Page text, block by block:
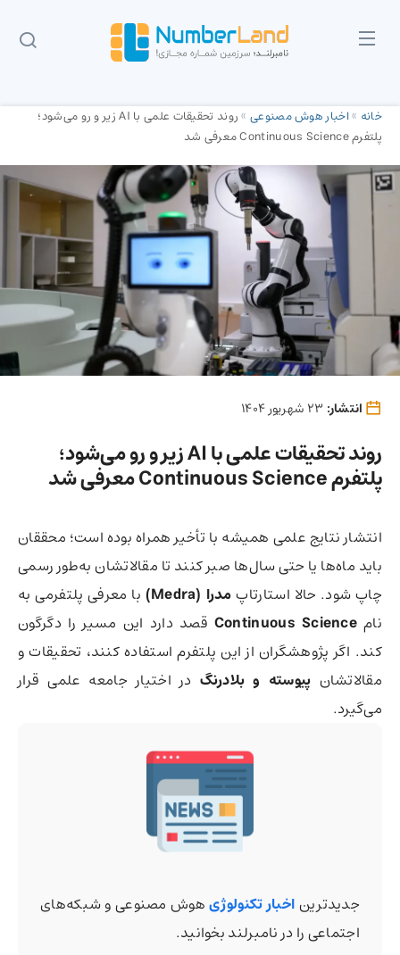
خانه »اخبار هوش مصنوعی»
روند تحقیقات علمی با AI زیر و رو می‌شود؛
پلتفرم Continuous Science معرفی شد
انتشار:
روند تحقیقات علمی با AI زیر و رو می‌شود؛
پلتفرم Continuous Science معرفی شد
انتشار نتایج علمی همیشه با تأخیر همراه بوده است؛ محققان
باید ماه‌ها یا حتی سال‌ها صبر کنند تا مقالاتشان به‌طور رسمی
چاپ شود. حالا استارتاپمدرا (Medra)
با معرفی پلتفرمی به
نام Continuous Science قصد دارد این مسیر را دگرگون
کند. اگر پژوهشگران از این پلتفرم استفاده کنند، تحقیقات و
مقالاتشان پیوسته و بلادرنگ در اختیار جامعه علمی قرار
می‌‌گیرد.
جدیدتریناخبار تکنولوژیهوش مصنوعی و شبکه‌های
اجتماعی را در نامبرلند بخوانید.